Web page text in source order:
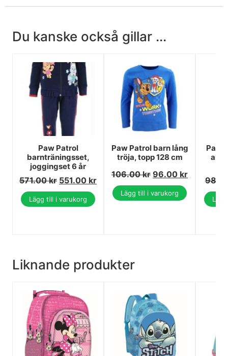
Du kanske också gillar ...
Paw Patrol
barnträningsset,
joggingset 6 år
571.00kr 551.00 kr
Lägg till i varukorg
Paw Patrol barn lång
tröja, topp 128 cm
106.00kr 96.00 kr
Lägg till i varukorg
Paw
Liknande produkter